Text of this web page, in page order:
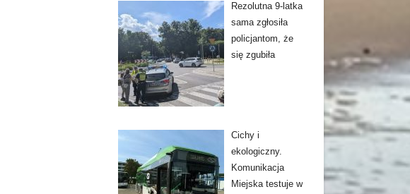
Rezolutna 9-latka
sama zgłosiła
policjantom, że
się zgubiła
Cichy i
ekologiczny.
Komunikacja
Miejska testuje w